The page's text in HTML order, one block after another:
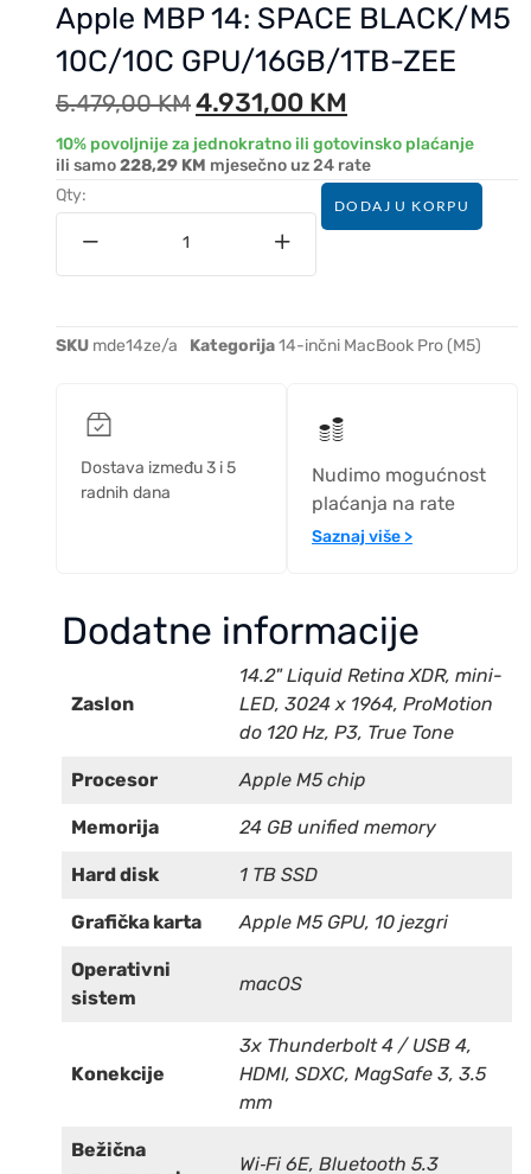
Apple MBP 14: SPACE BLACK/M5
10C/10C GPU/16GB/1TB-ZEE
5.479,00KM4.931,00 KM
10% povoljnije za jednokratno ili gotovinsko plaćanje
ili samo228,29 KM mjesečno uz 24 rate
Qty:
DODAJ U KORPU
SKU mde14ze/a Kategorija14-inčni MacBook Pro (M5)
Dostava između 3 i 5
radnih dana
Nudimo mogućnost
plaćanja na rate
Saznaj više >
Dodatne informacije
Zaslon
14.2" Liquid Retina XDR, mini-
LED, 3024 x 1964, ProMotion
do 120 Hz, P3, True Tone
Procesor Apple M5 chip
Memorija 24 GB unified memory
Hard disk 1 TB SSD
Grafička karta Apple M5 GPU, 10 jezgri
Operativni
sistem
macOS
Konekcije
3x Thunderbolt 4 / USB 4,
HDMI, SDXC, MagSafe 3, 3.5
mm
Bežična
Wi‑Fi 6E, Bluetooth 5.3